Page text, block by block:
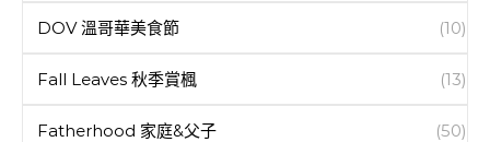
DOV 溫哥華美食節 (10)
Fall Leaves 秋季賞楓 (13)
Fatherhood 家庭&父子 (50)